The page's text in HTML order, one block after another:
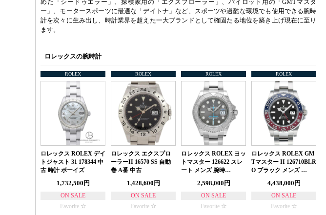
めた「シードゥエラー」、探検家用の「エクスプローラー」、パイロット用の「GMTマスタ
ー」、モータースポーツに最適な「デイトナ」など、スポーツや過酷な環境でも使用できる腕時
計を次々に生み出し、時計業界を超えた一大ブランドとして確固たる地位を築き上げ現在に至り
ます。
ロレックスの腕時計
ROLEX
ロレックス ROLEX デイ
トジャスト 31 178344 中
古 時計 ボーイズ
1,732,500円
ON SALE
Favorite
ROLEX
ロレックス エクスプロ
ーラーII 16570 SS 自動
巻 A番 中古
1,428,600円
ON SALE
Favorite
ROLEX
ロレックス ROLEX ヨッ
トマスター 126622 スレ
ート メンズ 腕時…
2,598,000円
ON SALE
Favorite
ROLEX
ロレックス ROLEX GM
Tマスター II 126710BLR
O ブラック メンズ …
4,438,000円
ON SALE
Favorite